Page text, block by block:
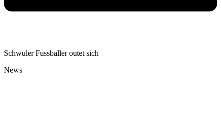
Schwuler Fussballer outet sich
News